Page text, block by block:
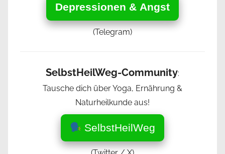
Depressionen & Angst
(Telegram)
SelbstHeilWeg-Community:
Tausche dich über Yoga, Ernährung &
Naturheilkunde aus!
SelbstHeilWeg